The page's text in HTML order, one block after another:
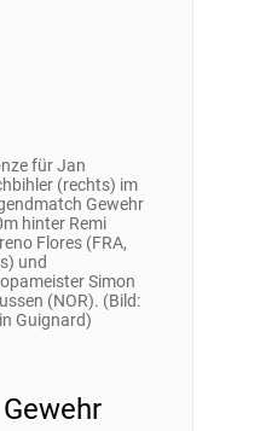
für Jan
(rechts) im
Gewehr
hinter Remi
Flores (FRA,
und
Simon
(NOR). (Bild:
Guignard)